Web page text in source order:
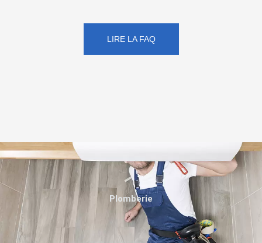
LIRE LA FAQ
Plomberie